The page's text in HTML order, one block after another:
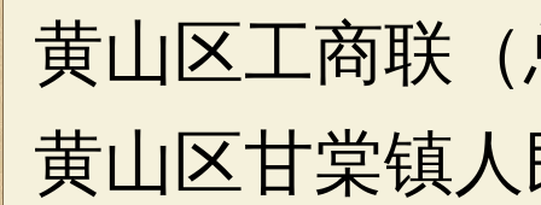
黄山区工商联
黄山区甘棠镇